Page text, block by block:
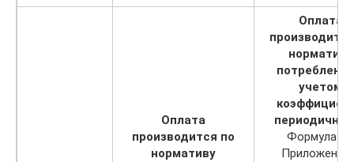
Оплата
производится по
нормативу
Оплата
нормативу
учетом
Формула 2.1
Приложения